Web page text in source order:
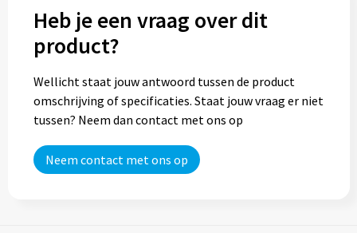
Heb je een vraag over dit
product?
Wellicht staat jouw antwoord tussen de product
omschrijving of specificaties. Staat jouw vraag er niet
tussen? Neem dan contact met ons op
Neem contact met ons op